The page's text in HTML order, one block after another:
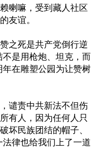
喇嘛，受到藏人社区
友谊。
之死是共产党倒行逆
是用枪炮、坦克，而
年在雕塑公园为让赞树
谴责中共新法不但伤
有人，因为任何人只
坏民族团结的帽子、
律也给我们上了一道